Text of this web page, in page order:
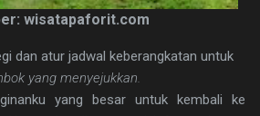
wisatapaforit.com
dan atur jadwal keberangkatan untuk
yang menyejukkan.
yang besar untuk kembali ke